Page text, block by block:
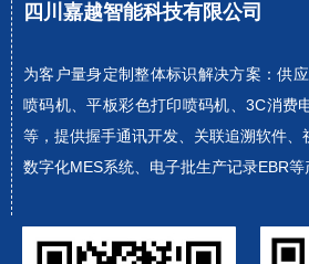
四川嘉越智能科技有限公司
为客户量身定制整体标识解决方案：供
喷码机、平板彩色打印喷码机、3C消费
等，提供握手通讯开发、关联追溯软件
数字化MES系统、电子批生产记录EBR等